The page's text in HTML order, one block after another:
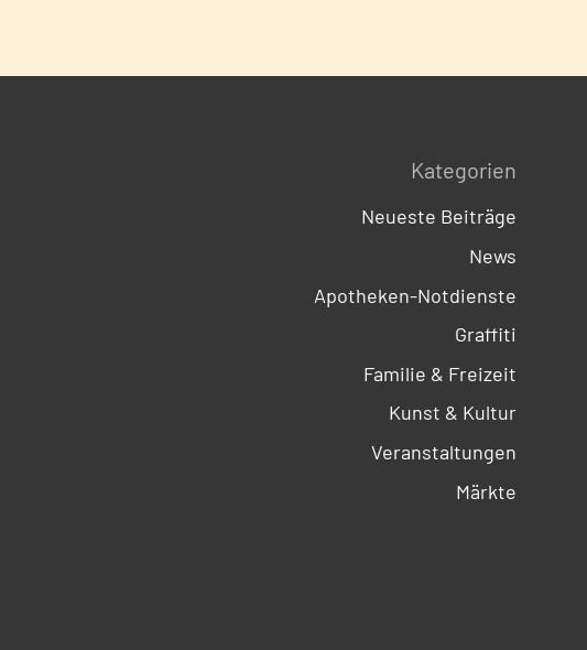
Kategorien
Neueste Beiträge
News
Apotheken-Notdienste
Graffiti
Familie & Freizeit
Kunst & Kultur
Veranstaltungen
Märkte